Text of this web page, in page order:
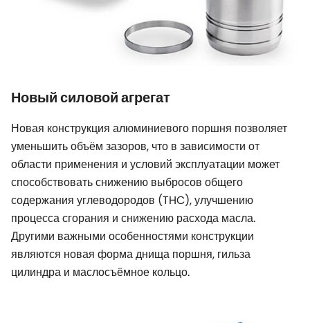
Новый силовой агрегат
Новая конструкция алюминиевого поршня позволяет
уменьшить объём зазоров, что в зависимости от
области применения и условий эксплуатации может
способствовать снижению выбросов общего
содержания углеводородов (THC), улучшению
процесса сгорания и снижению расхода масла.
Другими важными особенностями конструкции
являются новая форма днища поршня, гильза
цилиндра и маслосъёмное кольцо.